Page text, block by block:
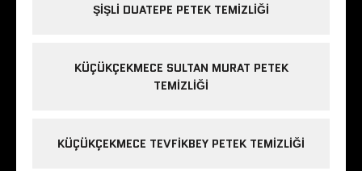
ŞIŞLI DUATEPE PETEK TEMIZLIĞI
KÜÇÜKÇEKMECE SULTAN MURAT PETEK
TEMIZLIĞI
KÜÇÜKÇEKMECE TEVFIKBEY PETEK TEMIZLIĞI